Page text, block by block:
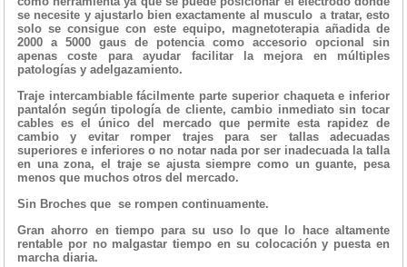
se necesite y ajustarlo bien exactamente al musculo a tratar, esto
solo se consigue con este equipo, magnetoterapia añadida de
2000 a 5000 gaus de potencia como accesorio opcional sin
apenas coste para ayudar facilitar la mejora en múltiples
patologías y adelgazamiento.
Traje intercambiable fácilmente parte superior chaqueta e inferior
pantalón según tipología de cliente, cambio inmediato sin tocar
cables es el único del mercado que permite esta rapidez de
cambio y evitar romper trajes para ser tallas adecuadas
superiores e inferiores o no notar nada por ser inadecuada la talla
en una zona, el traje se ajusta siempre como un guante, pesa
menos que muchos otros del mercado.
Sin Broches que se rompen continuamente.
Gran ahorro en tiempo para su uso lo que lo hace altamente
rentable por no malgastar tiempo en su colocación y puesta en
marcha diaria.